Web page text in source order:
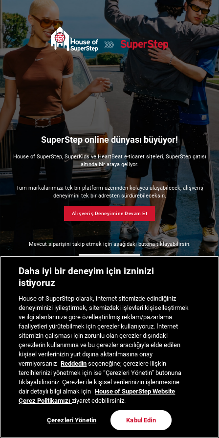
SuperStep online dünyası büyüyor!
House of SuperStep, SuperKids ve HeartBeat e-ticaret siteleri, SuperStep çatısı
altında bir araya geliyor.
Tüm markalarımıza tek bir platform üzerinden kolayca ulaşabilecek, alışveriş
deneyimini tek bir adresten sürdürebileceksin.
Alışveriş Deneyimine Devam Et
Mevcut siparişini takip etmek için aşağıdaki butona tıklayabilirsin.
Daha iyi bir deneyim için izninizi
istiyoruz
House of SuperStep olarak, internet sitemizde edindiğiniz
deneyiminizi iyileştirmek, sitemizdeki işlevleri kişiselleştirmek
ve ilgi alanlarınıza göre özelleştirilmiş reklam/pazarlama
faaliyetleri yürütebilmek için çerezler kullanıyoruz. İnternet
sitemizin çalışması için zorunlu olan çerezler dışındaki
çerezlerin kullanımına ve bu çerezler aracılığıyla elde edilen
kişisel verilerinizin yurt dışına aktarılmasına onay
vermiyorsanız Reddedin seçeneğine; çerezlere ilişkin
tercihlerinizi yönetmek için ise “Çerezleri Yönetin” butonuna
tıklayabilirsiniz. Çerezler ile kişisel verilerinizin işlenmesine
dair detaylı bilgi almak için House of SuperStep Website
Çerez Politikamızıziyaret edebilirsiniz.
Çerezleri Yönetin Kabul Edin